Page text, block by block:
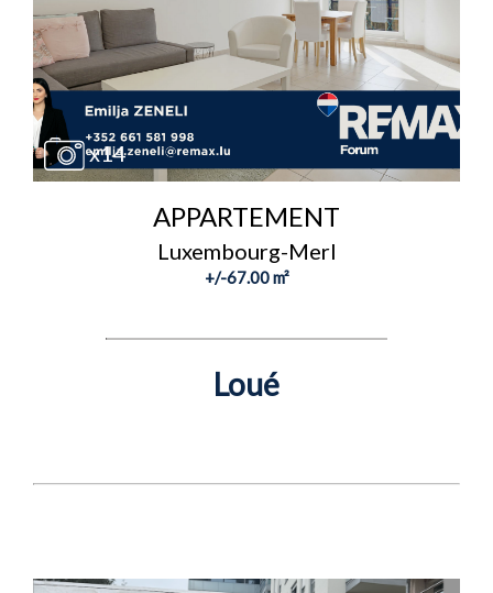
x14
APPARTEMENT
Luxembourg-Merl
+/-67.00 m²
Loué